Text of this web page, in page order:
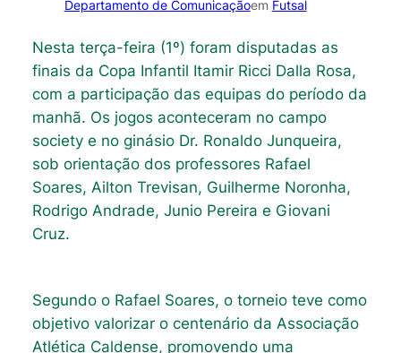
Departamento de Comunicaçãoem Futsal
Nesta terça-feira (1º) foram disputadas as
finais da Copa Infantil Itamir Ricci Dalla Rosa,
com a participação das equipas do período da
manhã. Os jogos aconteceram no campo
society e no ginásio Dr. Ronaldo Junqueira,
sob orientação dos professores Rafael
Soares, Ailton Trevisan, Guilherme Noronha,
Rodrigo Andrade, Junio Pereira e Giovani
Cruz.
Segundo o Rafael Soares, o torneio teve como
objetivo valorizar o centenário da Associação
Atlética Caldense, promovendo uma